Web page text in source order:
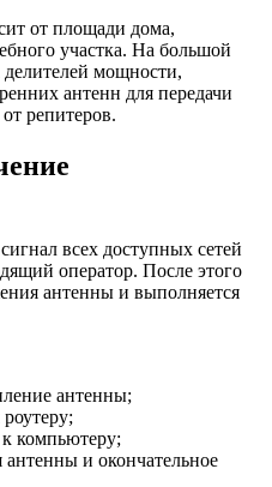
от площади дома,
участка. На большой
делителей мощности,
антенн для передачи
репитеров.
всех доступных сетей
оператор. После этого
антенны и выполняется
антенны;
компьютеру;
и окончательное